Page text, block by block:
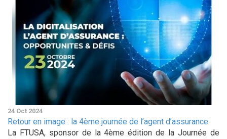
24 Oct 2024
Retour en image : la 4ème journée de l’agent d’assurance
La FTUSA, sponsor de la 4ème édition de la Journée de